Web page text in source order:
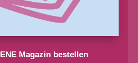
Magazin bestellen